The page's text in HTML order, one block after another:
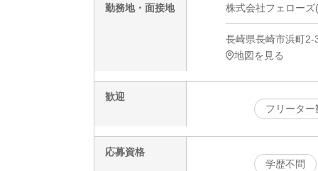
勤務地・面接地 株式会社フェロー
長崎県長崎市浜町2-
地図を見る
歓迎
フリーター
応募資格
学歴不問